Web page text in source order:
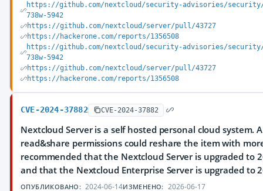
https://github.com/nextcloud/security-advisories/security/
738w-5942
https://github.com/nextcloud/server/pull/43727
https://hackerone.com/reports/1356508
https://github.com/nextcloud/security-advisories/security/
738w-5942
https://github.com/nextcloud/server/pull/43727
https://hackerone.com/reports/1356508
CVE-2024-37882 CVE-2024-37882
Nextcloud Server is a self hosted personal cloud system.
read&share permissions could reshare the item with
recommended that the Nextcloud Server is upgraded to
and that the Nextcloud Enterprise Server is upgraded to
ОПУБЛИКОВАНО: 2024-06-14ИЗМЕНЕНО: 2026-06-17